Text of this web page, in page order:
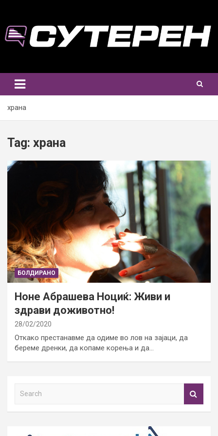
content
храна
Tag: храна
БОЛДИРАНО
Ноне Абрашева Ноциќ: Живи и
здрави доживотно!
28/02/2020
Откако престанавме да одиме во лов на зајаци, да
береме дренки, да копаме корења и да…